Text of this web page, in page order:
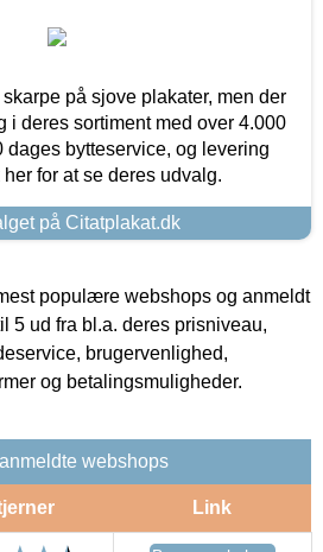
på sjove plakater, men der
i deres sortiment med over 4.000
dages bytteservice, og levering
for at se deres udvalg.
på Citatplakat.dk
populære webshops og anmeldt
5 ud fra bl.a. deres prisniveau,
brugervenlighed,
og betalingsmuligheder.
webshops
Link